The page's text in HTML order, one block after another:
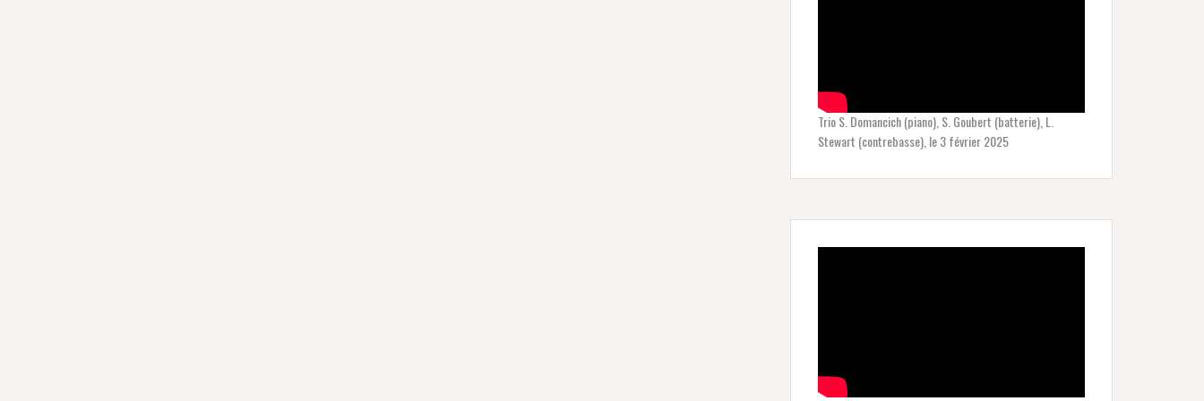
Trio S. Domancich (piano), S. Goubert (batterie), L.
Stewart (contrebasse), le 3 février 2025